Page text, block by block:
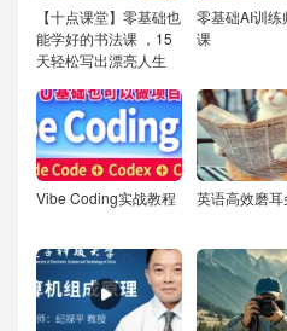
【十点课堂】零基础也
能学好的书法课 ，15
天轻松写出漂亮人生
零基础AI训练
课
Vibe Coding实战教程 英语高效磨耳